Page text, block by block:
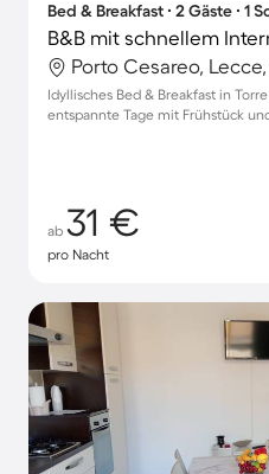
Bed & Breakfast ∙ 2 Gäste ∙ 1
Porto Cesareo,
Idyllisches Bed & Breakfast in
entspannte Tage mit Frühstück
ab 31 €
pro Nacht